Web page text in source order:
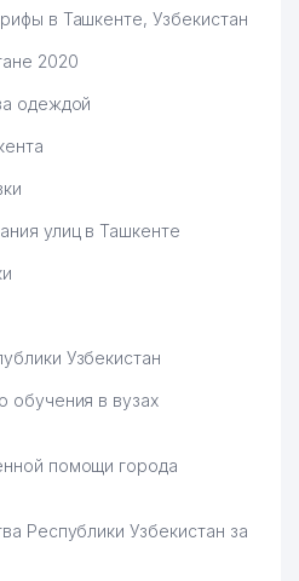
в Ташкенте, Узбекистан
2020
одеждой
улиц в Ташкенте
Узбекистан
обучения в вузах
помощи города
Республики Узбекистан за